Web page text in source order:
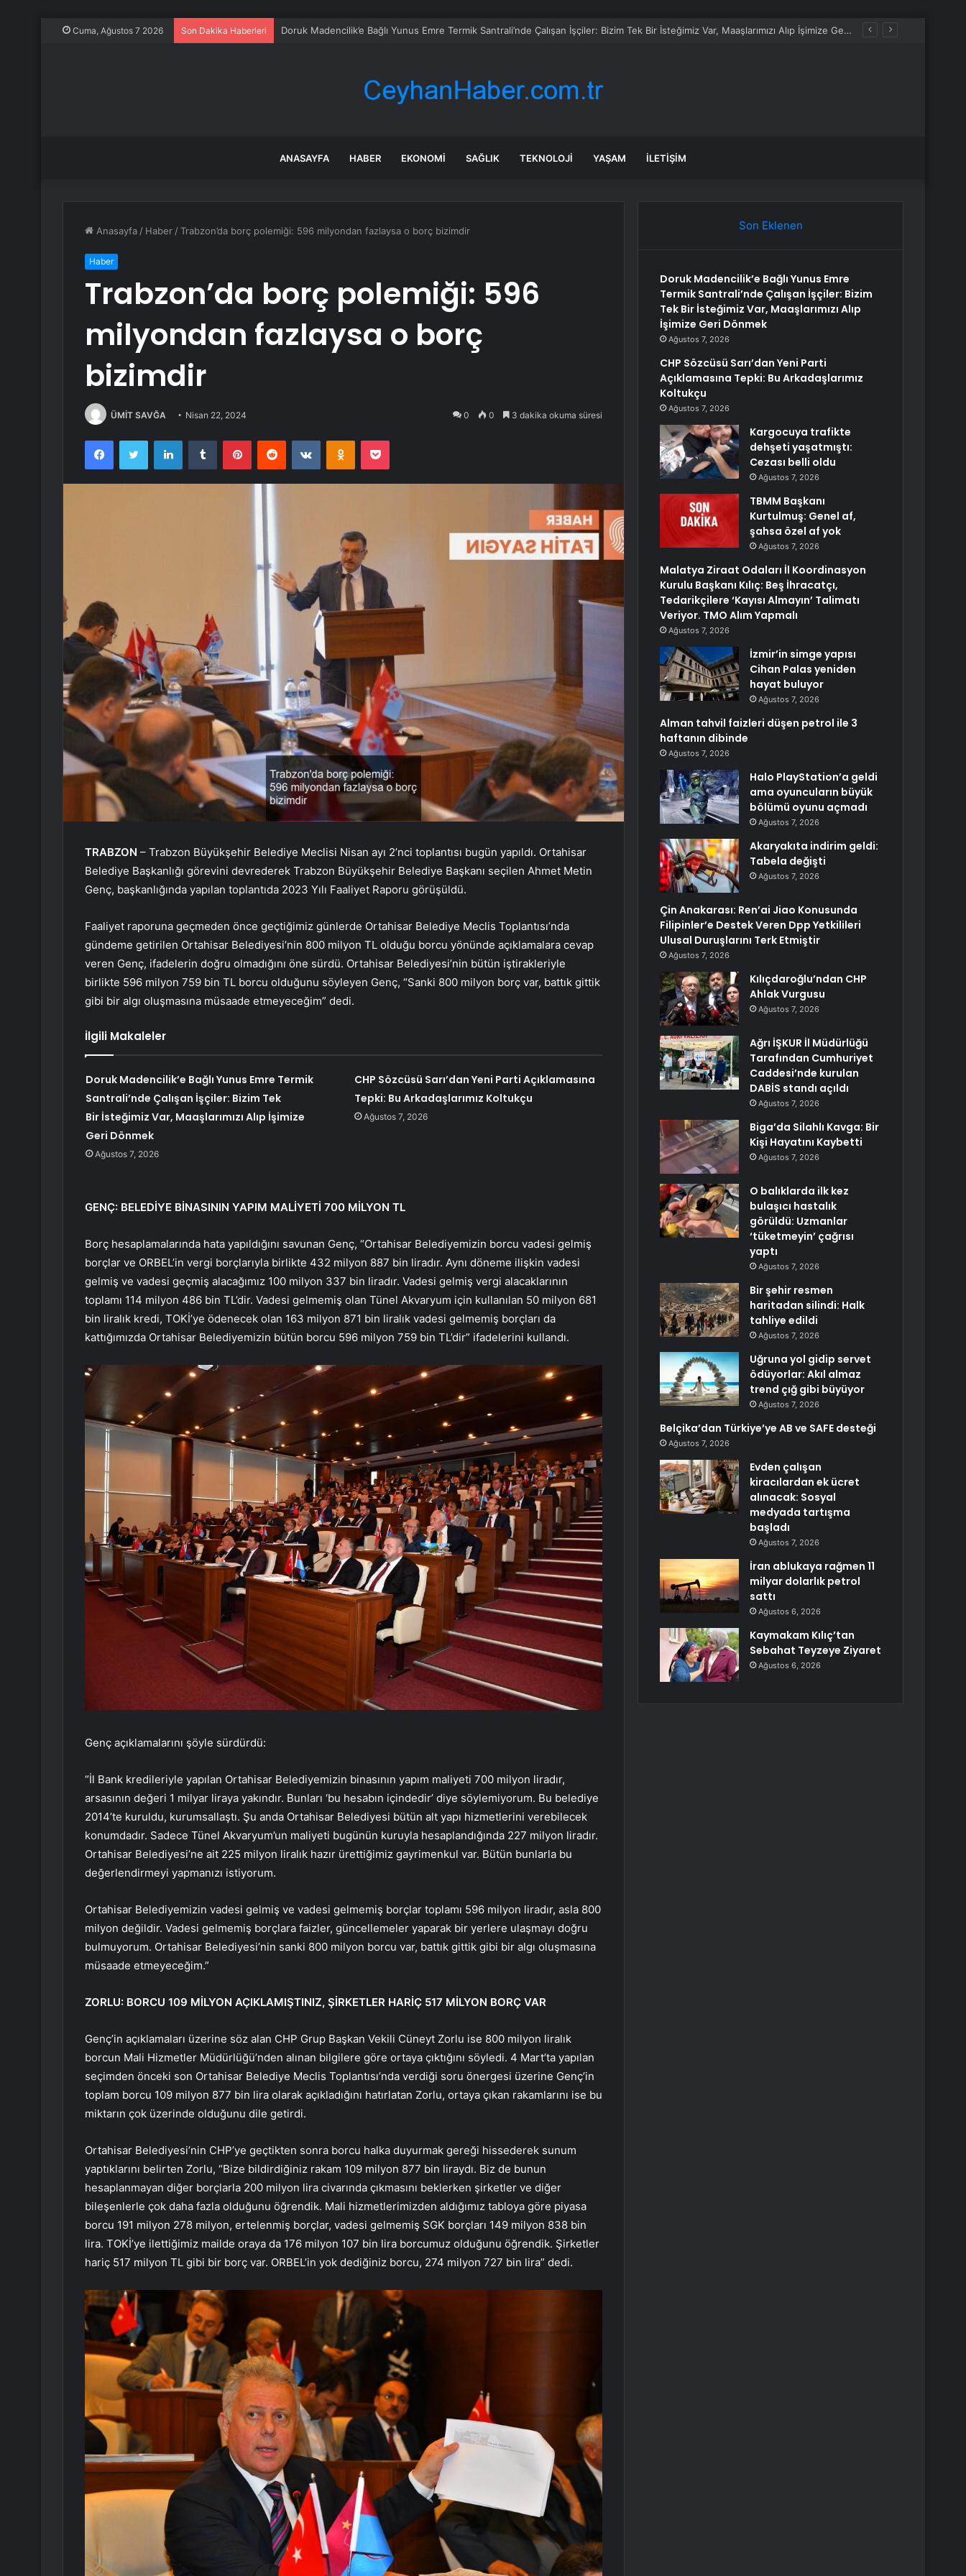
Cuma, Ağustos 7 2026 Son Dakika Haberleri Doruk Madencilik’e Bağlı Yunus Emre Termik Santrali’nde Çalışan İşçiler: Bizim Tek Bir İsteğimiz Var, Maaşlarımızı Alıp İşimize Geri Dönmek
ANASAYFA HABER EKONOMI SAĞLIK TEKNOLOJI YAŞAM İLETIŞIM
Anasayfa / Haber /Trabzon’da borç polemiği: 596 milyondan fazlaysa o borç bizimdir
Haber
Trabzon’da borç polemiği: 596
milyondan fazlaysa o borç
bizimdir
ÜMİT SAVĞA Nisan 22, 2024 0 0 3 dakika okuma süresi
FacebookTwitter LinkedInTumblr PinterestReddit VKontakteOdnoklassniki
Pocket
TRABZON – Trabzon Büyükşehir Belediye Meclisi Nisan ayı 2’nci toplantısı bugün yapıldı. Ortahisar
Belediye Başkanlığı görevini devrederek Trabzon Büyükşehir Belediye Başkanı seçilen Ahmet Metin
Genç, başkanlığında yapılan toplantıda 2023 Yılı Faaliyet Raporu görüşüldü.
Faaliyet raporuna geçmeden önce geçtiğimiz günlerde Ortahisar Belediye Meclis Toplantısı’nda
gündeme getirilen Ortahisar Belediyesi’nin 800 milyon TL olduğu borcu yönünde açıklamalara cevap
veren Genç, ifadelerin doğru olmadığını öne sürdü. Ortahisar Belediyesi’nin bütün iştirakleriyle
birlikte 596 milyon 759 bin TL borcu olduğunu söyleyen Genç, “Sanki 800 milyon borç var, battık gittik
gibi bir algı oluşmasına müsaade etmeyeceğim” dedi.
İlgili Makaleler
Doruk Madencilik’e Bağlı Yunus Emre Termik
Santrali’nde Çalışan İşçiler: Bizim Tek
Bir İsteğimiz Var, Maaşlarımızı Alıp İşimize
Geri Dönmek
Ağustos 7, 2026
CHP Sözcüsü Sarı’dan Yeni Parti Açıklamasına
Tepki: Bu Arkadaşlarımız Koltukçu
Ağustos 7, 2026
GENÇ: BELEDİYE BİNASININ YAPIM MALİYETİ 700 MİLYON TL
Borç hesaplamalarında hata yapıldığını savunan Genç, “Ortahisar Belediyemizin borcu vadesi gelmiş
borçlar ve ORBEL’in vergi borçlarıyla birlikte 432 milyon 887 bin liradır. Aynı döneme ilişkin vadesi
gelmiş ve vadesi geçmiş alacağımız 100 milyon 337 bin liradır. Vadesi gelmiş vergi alacaklarının
toplamı 114 milyon 486 bin TL’dir. Vadesi gelmemiş olan Tünel Akvaryum için kullanılan 50 milyon 681
bin liralık kredi, TOKİ’ye ödenecek olan 163 milyon 871 bin liralık vadesi gelmemiş borçları da
kattığımızda Ortahisar Belediyemizin bütün borcu 596 milyon 759 bin TL’dir” ifadelerini kullandı.
Genç açıklamalarını şöyle sürdürdü:
“İl Bank kredileriyle yapılan Ortahisar Belediyemizin binasının yapım maliyeti 700 milyon liradır,
arsasının değeri 1 milyar liraya yakındır. Bunları ‘bu hesabın içindedir’ diye söylemiyorum. Bu belediye
2014’te kuruldu, kurumsallaştı. Şu anda Ortahisar Belediyesi bütün alt yapı hizmetlerini verebilecek
konumdadır. Sadece Tünel Akvaryum’un maliyeti bugünün kuruyla hesaplandığında 227 milyon liradır.
Ortahisar Belediyesi’ne ait 225 milyon liralık hazır ürettiğimiz gayrimenkul var. Bütün bunlarla bu
değerlendirmeyi yapmanızı istiyorum.
Ortahisar Belediyemizin vadesi gelmiş ve vadesi gelmemiş borçlar toplamı 596 milyon liradır, asla 800
milyon değildir. Vadesi gelmemiş borçlara faizler, güncellemeler yaparak bir yerlere ulaşmayı doğru
bulmuyorum. Ortahisar Belediyesi’nin sanki 800 milyon borcu var, battık gittik gibi bir algı oluşmasına
müsaade etmeyeceğim.”
ZORLU: BORCU 109 MİLYON AÇIKLAMIŞTINIZ, ŞİRKETLER HARİÇ 517 MİLYON BORÇ VAR
Genç’in açıklamaları üzerine söz alan CHP Grup Başkan Vekili Cüneyt Zorlu ise 800 milyon liralık
borcun Mali Hizmetler Müdürlüğü’nden alınan bilgilere göre ortaya çıktığını söyledi. 4 Mart’ta yapılan
seçimden önceki son Ortahisar Belediye Meclis Toplantısı’nda verdiği soru önergesi üzerine Genç’in
toplam borcu 109 milyon 877 bin lira olarak açıkladığını hatırlatan Zorlu, ortaya çıkan rakamlarını ise bu
miktarın çok üzerinde olduğunu dile getirdi.
Ortahisar Belediyesi’nin CHP’ye geçtikten sonra borcu halka duyurmak gereği hissederek sunum
yaptıklarını belirten Zorlu, “Bize bildirdiğiniz rakam 109 milyon 877 bin liraydı. Biz de bunun
hesaplanmayan diğer borçlarla 200 milyon lira civarında çıkmasını beklerken şirketler ve diğer
bileşenlerle çok daha fazla olduğunu öğrendik. Mali hizmetlerimizden aldığımız tabloya göre piyasa
borcu 191 milyon 278 milyon, ertelenmiş borçlar, vadesi gelmemiş SGK borçları 149 milyon 838 bin
lira. TOKİ’ye ilettiğimiz mailde oraya da 176 milyon 107 bin lira borcumuz olduğunu öğrendik. Şirketler
hariç 517 milyon TL gibi bir borç var. ORBEL’in yok dediğiniz borcu, 274 milyon 727 bin lira” dedi.
Son Eklenen
Doruk Madencilik’e Bağlı Yunus Emre
Termik Santrali’nde Çalışan İşçiler: Bizim
Tek Bir İsteğimiz Var, Maaşlarımızı Alıp
İşimize Geri Dönmek
Ağustos 7, 2026
CHP Sözcüsü Sarı’dan Yeni Parti
Açıklamasına Tepki: Bu Arkadaşlarımız
Koltukçu
Ağustos 7, 2026
Kargocuya trafikte
dehşeti yaşatmıştı:
Cezası belli oldu
Ağustos 7, 2026
TBMM Başkanı
Kurtulmuş: Genel af,
şahsa özel af yok
Ağustos 7, 2026
Malatya Ziraat Odaları İl Koordinasyon
Kurulu Başkanı Kılıç: Beş İhracatçı,
Tedarikçilere ‘Kayısı Almayın’ Talimatı
Veriyor. TMO Alım Yapmalı
Ağustos 7, 2026
İzmir’in simge yapısı
Cihan Palas yeniden
hayat buluyor
Ağustos 7, 2026
Alman tahvil faizleri düşen petrol ile 3
haftanın dibinde
Ağustos 7, 2026
Halo PlayStation’a geldi
ama oyuncuların büyük
bölümü oyunu açmadı
Ağustos 7, 2026
Akaryakıta indirim geldi:
Tabela değişti
Ağustos 7, 2026
Çin Anakarası: Ren’ai Jiao Konusunda
Filipinler’e Destek Veren Dpp Yetkilileri
Ulusal Duruşlarını Terk Etmiştir
Ağustos 7, 2026
Kılıçdaroğlu’ndan CHP
Ahlak Vurgusu
Ağustos 7, 2026
Ağrı İŞKUR İl Müdürlüğü
Tarafından Cumhuriyet
Caddesi’nde kurulan
DABİS standı açıldı
Ağustos 7, 2026
Biga’da Silahlı Kavga: Bir
Kişi Hayatını Kaybetti
Ağustos 7, 2026
O balıklarda ilk kez
bulaşıcı hastalık
görüldü: Uzmanlar
‘tüketmeyin’ çağrısı
yaptı
Ağustos 7, 2026
Bir şehir resmen
haritadan silindi: Halk
tahliye edildi
Ağustos 7, 2026
Uğruna yol gidip servet
ödüyorlar: Akıl almaz
trend çığ gibi büyüyor
Ağustos 7, 2026
Belçika’dan Türkiye’ye AB ve SAFE desteği
Ağustos 7, 2026
Evden çalışan
kiracılardan ek ücret
alınacak: Sosyal
medyada tartışma
başladı
Ağustos 7, 2026
İran ablukaya rağmen 11
milyar dolarlık petrol
sattı
Ağustos 6, 2026
Kaymakam Kılıç’tan
Sebahat Teyzeye Ziyaret
Ağustos 6, 2026